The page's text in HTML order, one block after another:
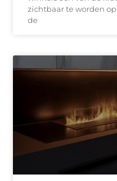
zichtbaar te worden
de